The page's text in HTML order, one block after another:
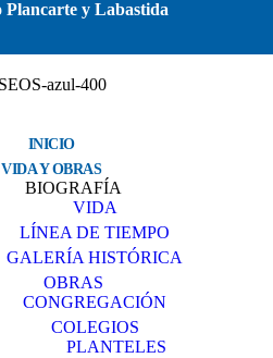
INICIO
VIDA Y OBRAS
BIOGRAFÍA
VIDA
LÍNEA DE TIEMPO
GALERÍA HISTÓRICA
OBRAS
CONGREGACIÓN
COLEGIOS
PLANTELES